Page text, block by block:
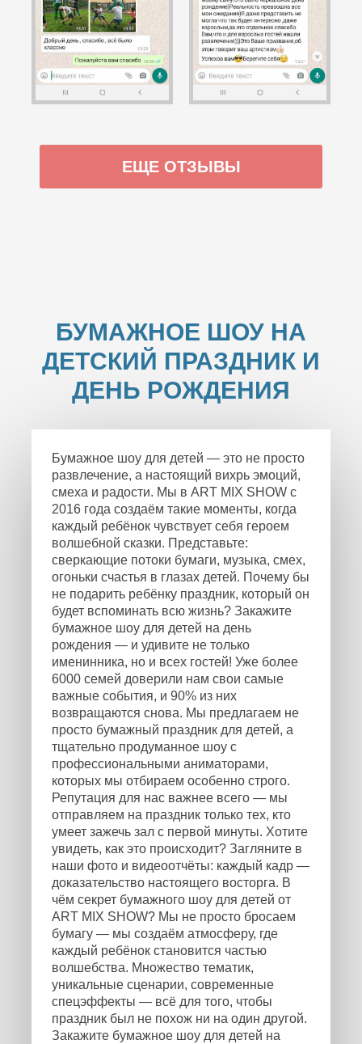
ЕЩЕ ОТЗЫВЫ
БУМАЖНОЕ ШОУ НА
ДЕТСКИЙ ПРАЗДНИК И
ДЕНЬ РОЖДЕНИЯ
Бумажное шоу для детей — это не просто
развлечение, а настоящий вихрь эмоций,
смеха и радости. Мы в ART MIX SHOW с
2016 года создаём такие моменты, когда
каждый ребёнок чувствует себя героем
волшебной сказки. Представьте:
сверкающие потоки бумаги, музыка, смех,
огоньки счастья в глазах детей. Почему бы
не подарить ребёнку праздник, который он
будет вспоминать всю жизнь? Закажите
бумажное шоу для детей на день
рождения — и удивите не только
именинника, но и всех гостей! Уже более
6000 семей доверили нам свои самые
важные события, и 90% из них
возвращаются снова. Мы предлагаем не
просто бумажный праздник для детей, а
тщательно продуманное шоу с
профессиональными аниматорами,
которых мы отбираем особенно строго.
Репутация для нас важнее всего — мы
отправляем на праздник только тех, кто
умеет зажечь зал с первой минуты. Хотите
увидеть, как это происходит? Загляните в
наши фото и видеоотчёты: каждый кадр —
доказательство настоящего восторга. В
чём секрет бумажного шоу для детей от
ART MIX SHOW? Мы не просто бросаем
бумагу — мы создаём атмосферу, где
каждый ребёнок становится частью
волшебства. Множество тематик,
уникальные сценарии, современные
спецэффекты — всё для того, чтобы
праздник был не похож ни на один другой.
Закажите бумажное шоу для детей на